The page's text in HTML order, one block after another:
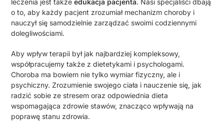
leczenia jest takżeedukacja pacjenta. Nasi specjaliści dbają
o to, aby każdy pacjent zrozumiał mechanizm choroby i
nauczył się samodzielnie zarządzać swoimi codziennymi
dolegliwościami.
Aby wpływ terapii był jak najbardziej kompleksowy,
współpracujemy także z dietetykami i psychologami.
Choroba ma bowiem nie tylko wymiar fizyczny, ale i
psychiczny. Zrozumienie swojego ciała i nauczenie się, jak
radzić sobie ze stresem oraz odpowiednia dieta
wspomagająca zdrowie stawów, znacząco wpływają na
poprawę stanu zdrowia.